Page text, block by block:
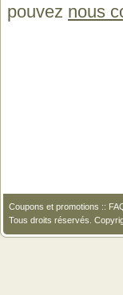
pouvez nous
Coupons et promotions ::
Tous droits réservés.